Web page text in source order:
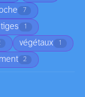
7
tiges 1
végétaux 1
2